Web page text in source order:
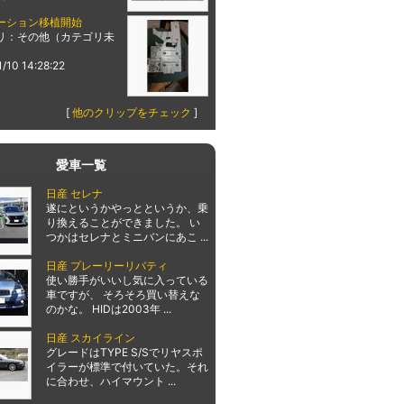
ション移植開始
：その他（カテゴリ未
10 14:28:22
[ 他のクリップをチェック ]
愛車一覧
日産 セレナ
遂にというかやっとというか、乗
り換えることができました。 い
つかはセレナとミニバンにあこ ...
日産 プレーリーリバティ
使い勝手がいいし気に入っている
車ですが、 そろそろ買い替えな
のかな。 HIDは2003年 ...
日産 スカイライン
グレードはTYPE S/Sでリヤスポ
イラーが標準で付いていた。それ
に合わせ、ハイマウント ...